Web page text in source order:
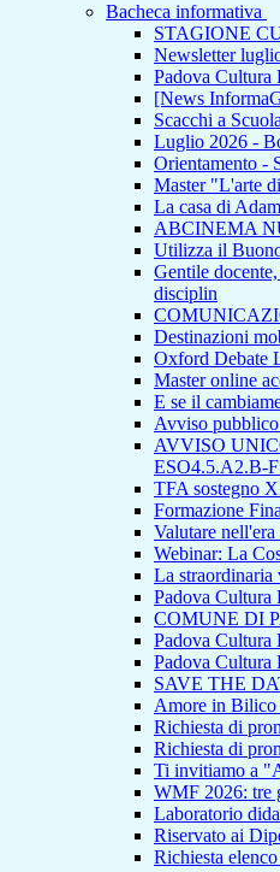
Bacheca informativa
STAGIONE
Newsletter
Padova
[News
Scacchi a
Luglio 2026 -
Orientamento -
Master "L'arte
La casa di
ABCINEMA
Utilizza il
Gentile
disciplin
Destinazioni
Oxford Debate
Master online
E se il
Avviso
AVVISO
ESO4.5.A2.B-
TFA sostegno
Formazione
Valutare
Webinar: La
La
Padova
COMUNE DI
Padova Cultura
Padova Cultura
SAVE THE
Amore in Bilico
Richiesta di
Richiesta di
Ti invitiamo a
WMF 2026: tre
Laboratorio
Riservato ai
Richiesta